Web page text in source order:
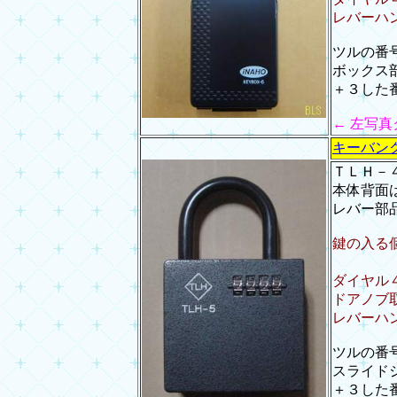
レバーハ
ツルの番
ボックス
＋３した
← 左写真
キーバン
ＴＬＨ－
本体背面
レバー部
鍵の入る
カギ
ダイヤル
ドアノブ
レバーハ
ツルの番
スライド
＋３した